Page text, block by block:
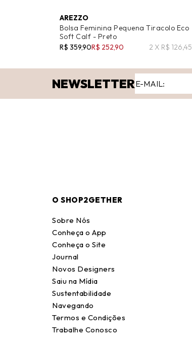
AREZZO
Bolsa Feminina Pequena Tiracolo Eco
Soft Calf - Preto
R$ 359,90R$ 252,90 2 X R$ 126,45
NEWSLETTER
O SHOP2GETHER
Sobre Nós
Conheça o App
Conheça o Site
Journal
Novos Designers
Saiu na Mídia
Sustentabilidade
Navegando
Termos e Condições
Trabalhe Conosco